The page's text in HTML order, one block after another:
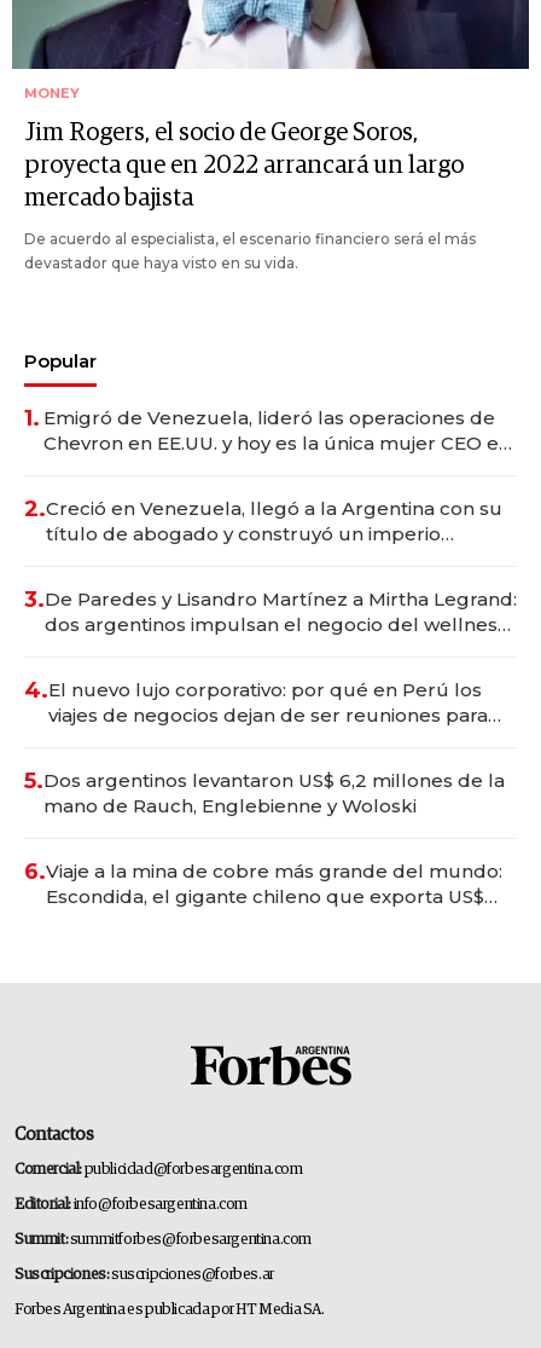
MONEY
Jim Rogers, el socio de George Soros,
proyecta que en 2022 arrancará un largo
mercado bajista
De acuerdo al especialista, el escenario financiero será el más
devastador que haya visto en su vida.
Popular
1. Emigró de Venezuela, lideró las operaciones de
Chevron en EE.UU. y hoy es la única mujer CEO en
2.Creció en Venezuela, llegó a la Argentina con su
título de abogado y construyó un imperio
3.De Paredes y Lisandro Martínez a Mirtha Legrand:
dos argentinos impulsan el negocio del wellness
4.El nuevo lujo corporativo: por qué en Perú los
viajes de negocios dejan de ser reuniones para
5.Dos argentinos levantaron US$ 6,2 millones de la
mano de Rauch, Englebienne y Woloski
6.Viaje a la mina de cobre más grande del mundo:
Escondida, el gigante chileno que exporta US$
Contactos
Comercial:publicidad@forbesargentina.com
Editorial:info@forbesargentina.com
Summit:summitforbes@forbesargentina.com
Suscripciones:suscripciones@forbes.ar
Forbes Argentina es publicada por HT Media SA.